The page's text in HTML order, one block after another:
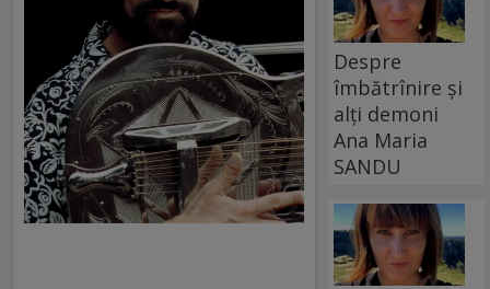
Despre
îmbătrînire și
alți demoni
Ana Maria
SANDU